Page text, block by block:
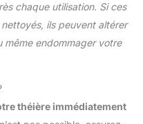
chaque utilisation. Si ces
ils peuvent altérer
même endommager votre
théière immédiatement